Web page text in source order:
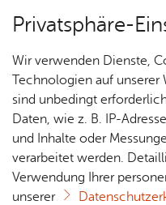
Über­sicht Bür­ger
Start­sei­te
Über­blick
Privatsphäre-
Wir verwenden Dienste,
Technologien auf unserer
sind unbedingt
Daten, wie z. B. IP-
und Inhalte oder
verarbeitet werden.
Verwendung Ihrer
unserer